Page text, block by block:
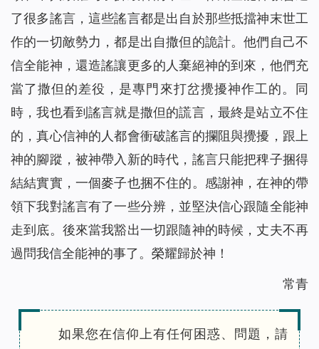
了很多謠言，這些謠言都是出自於那些抵擋神末世工
作的一切敵勢力，都是出自撒但的詭計。他們自己不
信全能神，還造謠讓更多的人棄絕神的到來，他們充
當了撒但的差役，是專門來打岔攪擾神作工的。同
時，我也看到謠言就是撒但的謊言，最終是站立不住
的，真心信神的人都會衝破謠言的攔阻與攪擾，跟上
神的腳蹤，被神帶入新的時代，謠言只能把稗子捆得
結結實實，一個麥子也捆不住的。感謝神，在神的帶
領下我對謠言有了一些分辨，並堅決信心跟隨全能神
走到底。後來當我豁出一切跟隨神的時候，丈夫不再
過問我信全能神的事了。榮耀歸於神！
常青
如果您在信仰上有任何困惑、問題，請